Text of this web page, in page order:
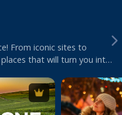
From iconic sites to
that will turn you into